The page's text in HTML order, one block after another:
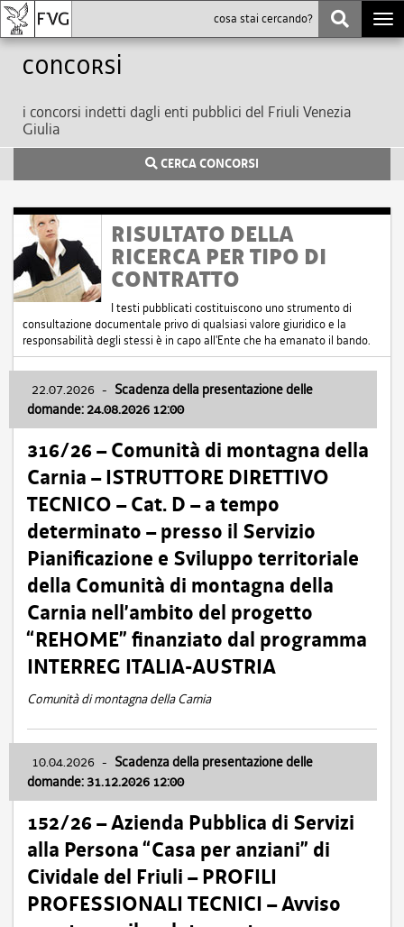
Concorsi
i concorsi indetti dagli enti pubblici del Friuli Venezia
Giulia
CERCA CONCORSI
RISULTATO DELLA
RICERCA PER TIPO DI
CONTRATTO
I testi pubblicati costituiscono uno strumento di
consultazione documentale privo di qualsiasi valore giuridico e la
responsabilità degli stessi è in capo all'Ente che ha emanato il bando.
22.07.2026 - Scadenza della presentazione delle
domande: 24.08.2026 12:00
316/26 – Comunità di montagna della
Carnia – ISTRUTTORE DIRETTIVO
TECNICO – Cat. D – a tempo
determinato – presso il Servizio
Pianificazione e Sviluppo territoriale
della Comunità di montagna della
Carnia nell’ambito del progetto
“REHOME” finanziato dal programma
INTERREG ITALIA-AUSTRIA
Comunità di montagna della Carnia
10.04.2026 - Scadenza della presentazione delle
domande: 31.12.2026 12:00
152/26 – Azienda Pubblica di Servizi
alla Persona “Casa per anziani” di
Cividale del Friuli – PROFILI
PROFESSIONALI TECNICI – Avviso